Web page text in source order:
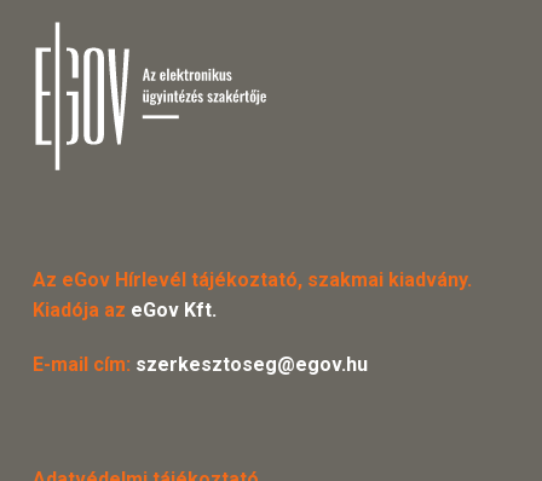
Az eGov Hírlevél tájékoztató, szakmai kiadvány.
Kiadója az eGov Kft.
E-mail cím: szerkesztoseg@egov.hu